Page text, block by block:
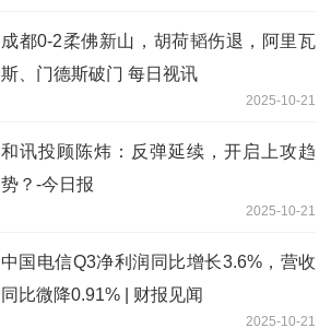
成都0-2柔佛新山，胡荷韬伤退，阿里瓦
斯、门德斯破门 每日视讯
2025-10-21
和讯投顾陈炜：反弹延续，开启上攻趋
势？-今日报
2025-10-21
中国电信Q3净利润同比增长3.6%，营收
同比微降0.91% | 财报见闻
2025-10-21